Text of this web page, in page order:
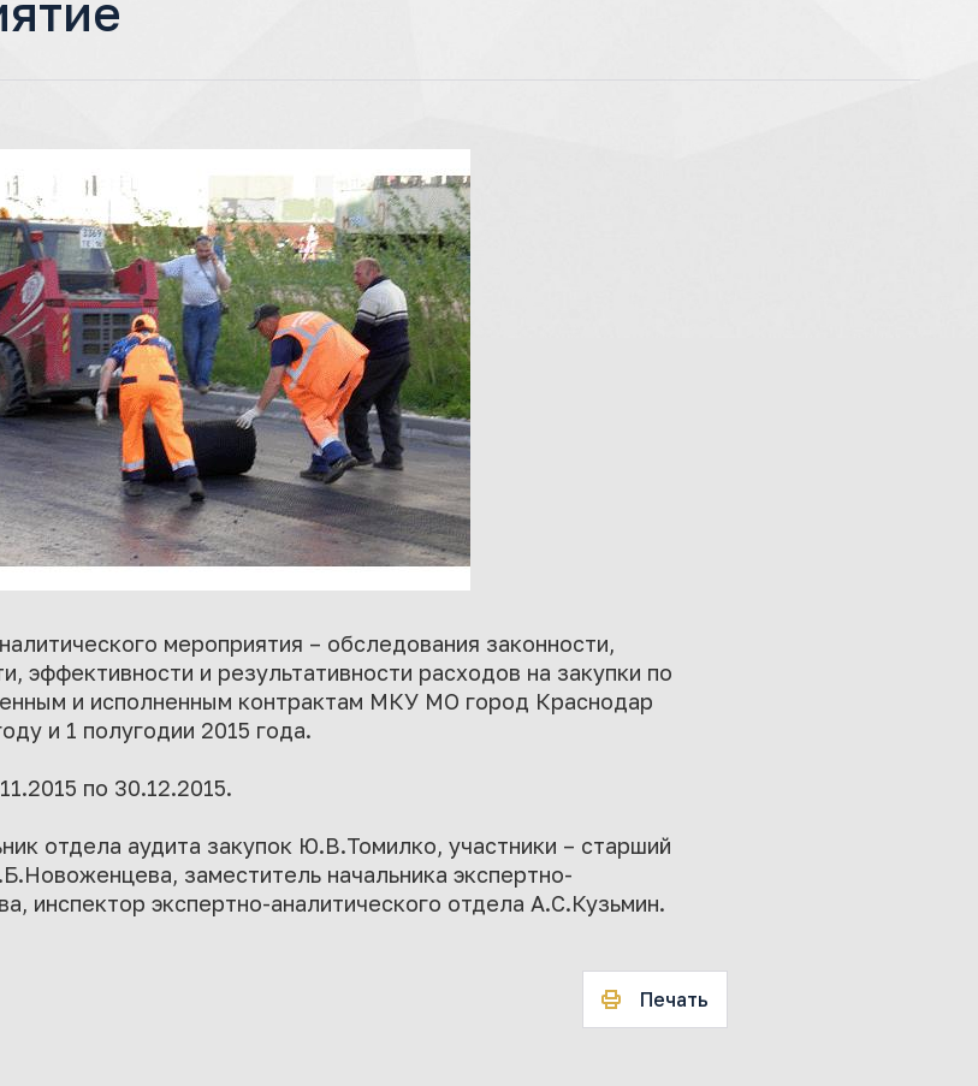
мероприятия – обследования законности,
эффективности и результативности расходов на закупки по
и исполненным контрактам МКУ МО город Краснодар
и 1 полугодии 2015 года.
по 30.12.2015.
отдела аудита закупок Ю.В.Томилко, участники – старший
заместитель начальника экспертно-
инспектор экспертно-аналитического отдела А.С.Кузьмин.
Печать